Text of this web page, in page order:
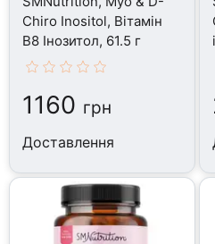
Chiro Inositol, Вітамін
B8 Інозитол, 61.5 г
1160 грн
Доставлення